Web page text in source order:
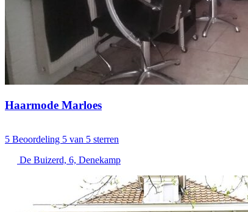
Haarmode Marloes
5 Beoordeling 5 van 5 sterren
De Buizerd, 6, Denekamp